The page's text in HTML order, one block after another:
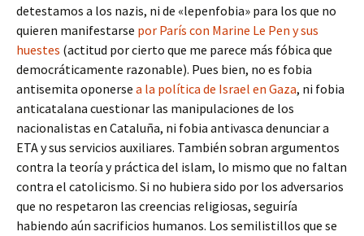
detestamos a los nazis, ni de «lepenfobia» para los que no
quieren manifestarse por París con Marine Le Pen y sus
huestes (actitud por cierto que me parece más fóbica que
democráticamente razonable). Pues bien, no es fobia
antisemita oponerse a la política de Israel en Gaza, ni fobia
anticatalana cuestionar las manipulaciones de los
nacionalistas en Cataluña, ni fobia antivasca denunciar a
ETA y sus servicios auxiliares. También sobran argumentos
contra la teoría y práctica del islam, lo mismo que no faltan
contra el catolicismo. Si no hubiera sido por los adversarios
que no respetaron las creencias religiosas, seguiría
habiendo aún sacrificios humanos. Los semilistillos que se